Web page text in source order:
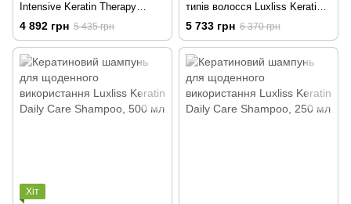
Intensive Keratin Therapy
відновлююча маска з
кератином, чудо відновлення
10в1, сироватка кератинова
4 892 грн 5 435 грн
типів волосся Luxliss Keratin
Care, шампунь 500 мл +
кондиціонер 500 мл + маска
400 мл
5 733 грн 6 370 грн
Хіт